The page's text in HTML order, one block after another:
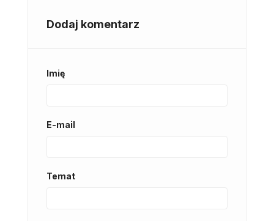
Dodaj komentarz
Imię
E-mail
Temat